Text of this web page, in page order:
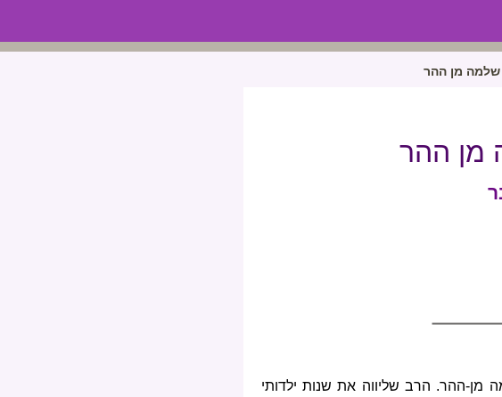
שלמה מן ההר
מן ההר
ההר. הרב שליווה את שנות ילדותי